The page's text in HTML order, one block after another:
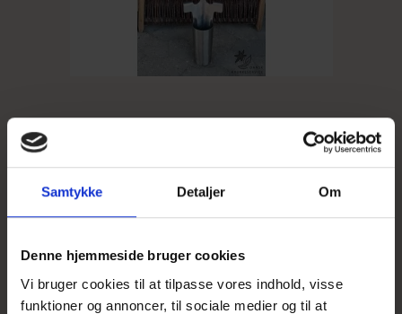
Samtykke Detaljer Om
Denne hjemmeside bruger cookies
Vi bruger cookies til at tilpasse vores indhold, visse
funktioner og annoncer, til sociale medier og til at
Langskaftet løglægger
359,00 DKK
Vis produkt